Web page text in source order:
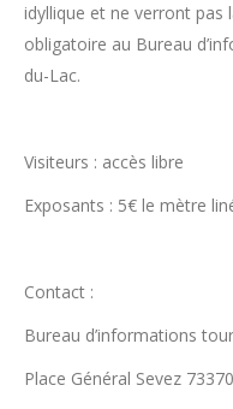
idyllique et ne verront pas
obligatoire au Bureau
du-Lac.
Visiteurs : accès libre
Exposants : 5€ le mètre
Contact :
Bureau d’informations
Place Général Sevez